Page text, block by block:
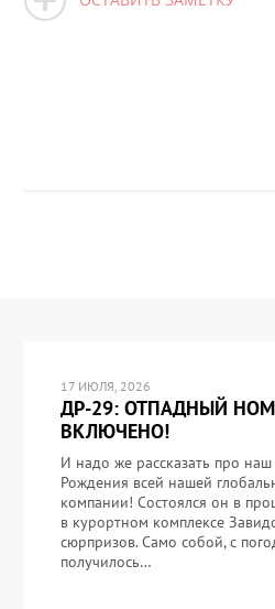
17 ИЮЛЯ, 2026
ДР-29: ОТПАДНЫЙ
ВКЛЮЧЕНО!
И надо же рассказать про
Рождения всей нашей
компании! Состоялся он в
в курортном комплексе
сюрпризов. Само собой, с
получилось…